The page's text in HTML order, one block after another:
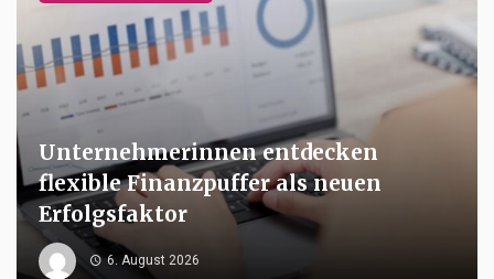
Unternehmerinnen entdecken
flexible Finanzpuffer als neuen
Erfolgsfaktor
6. August 2026